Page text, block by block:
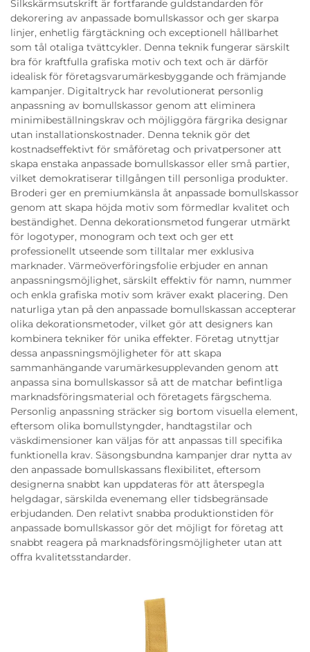
Silkskärmsutskrift är fortfarande guldstandarden för
dekorering av anpassade bomullskassor och ger skarpa
linjer, enhetlig färgtäckning och exceptionell hållbarhet
som tål otaliga tvättcykler. Denna teknik fungerar särskilt
bra för kraftfulla grafiska motiv och text och är därför
idealisk för företagsvarumärkesbyggande och främjande
kampanjer. Digitaltryck har revolutionerat personlig
anpassning av bomullskassor genom att eliminera
minimibeställningskrav och möjliggöra färgrika designar
utan installationskostnader. Denna teknik gör det
kostnadseffektivt för småföretag och privatpersoner att
skapa enstaka anpassade bomullskassor eller små partier,
vilket demokratiserar tillgången till personliga produkter.
Broderi ger en premiumkänsla åt anpassade bomullskassor
genom att skapa höjda motiv som förmedlar kvalitet och
beständighet. Denna dekorationsmetod fungerar utmärkt
för logotyper, monogram och text och ger ett
professionellt utseende som tilltalar mer exklusiva
marknader. Värmeöverföringsfolie erbjuder en annan
anpassningsmöjlighet, särskilt effektiv för namn, nummer
och enkla grafiska motiv som kräver exakt placering. Den
naturliga ytan på den anpassade bomullskassan accepterar
olika dekorationsmetoder, vilket gör att designers kan
kombinera tekniker för unika effekter. Företag utnyttjar
dessa anpassningsmöjligheter för att skapa
sammanhängande varumärkesupplevanden genom att
anpassa sina bomullskassor så att de matchar befintliga
marknadsföringsmaterial och företagets färgschema.
Personlig anpassning sträcker sig bortom visuella element,
eftersom olika bomullstyngder, handtagstilar och
väskdimensioner kan väljas för att anpassas till specifika
funktionella krav. Säsongsbundna kampanjer drar nytta av
den anpassade bomullskassans flexibilitet, eftersom
designerna snabbt kan uppdateras för att återspegla
helgdagar, särskilda evenemang eller tidsbegränsade
erbjudanden. Den relativt snabba produktionstiden för
anpassade bomullskassor gör det möjligt for företag att
snabbt reagera på marknadsföringsmöjligheter utan att
offra kvalitetsstandarder.